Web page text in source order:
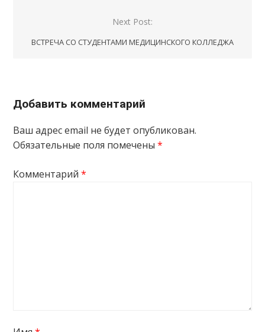
Next Post:
ВСТРЕЧА СО СТУДЕНТАМИ МЕДИЦИНСКОГО КОЛЛЕДЖА
Добавить комментарий
Ваш адрес email не будет опубликован.
Обязательные поля помечены*
Комментарий*